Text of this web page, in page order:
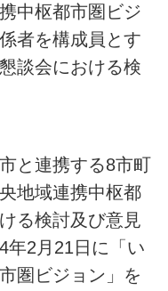
中枢都市圏ビジ
者を構成員とす
談会における検
と連携する8市町
地域連携中枢都
る検討及び意見
年2月21日に「い
圏ビジョン」を